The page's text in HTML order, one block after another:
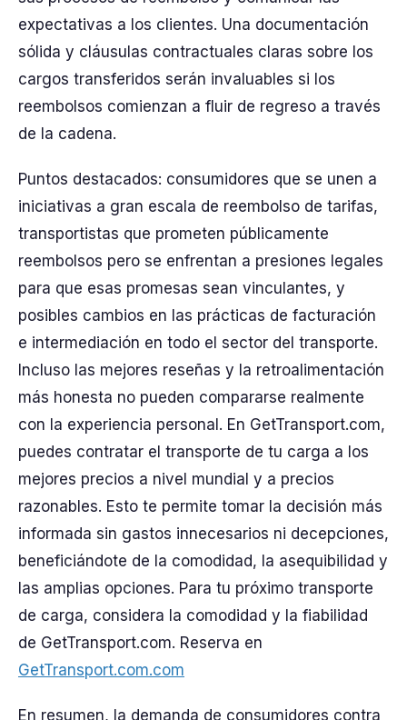
expectativas a los clientes. Una documentación
sólida y cláusulas contractuales claras sobre los
cargos transferidos serán invaluables si los
reembolsos comienzan a fluir de regreso a través
de la cadena.
Puntos destacados: consumidores que se unen a
iniciativas a gran escala de reembolso de tarifas,
transportistas que prometen públicamente
reembolsos pero se enfrentan a presiones legales
para que esas promesas sean vinculantes, y
posibles cambios en las prácticas de facturación
e intermediación en todo el sector del transporte.
Incluso las mejores reseñas y la retroalimentación
más honesta no pueden compararse realmente
con la experiencia personal. En GetTransport.com,
puedes contratar el transporte de tu carga a los
mejores precios a nivel mundial y a precios
razonables. Esto te permite tomar la decisión más
informada sin gastos innecesarios ni decepciones,
beneficiándote de la comodidad, la asequibilidad y
las amplias opciones. Para tu próximo transporte
de carga, considera la comodidad y la fiabilidad
de GetTransport.com. Reserva en
GetTransport.com.com
En resumen, la demanda de consumidores contra